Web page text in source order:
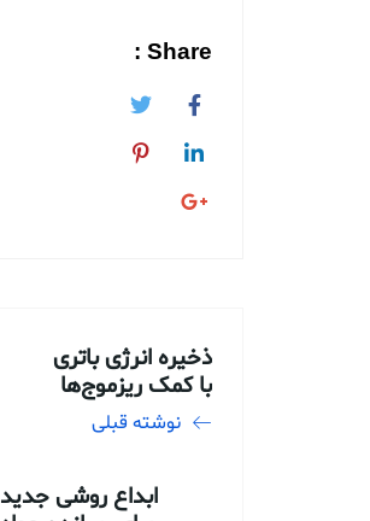
Share :
ذخیره انرژی باتری
با کمک ریزموج‌ها
نوشته قبلی
ابداع روشی جدید